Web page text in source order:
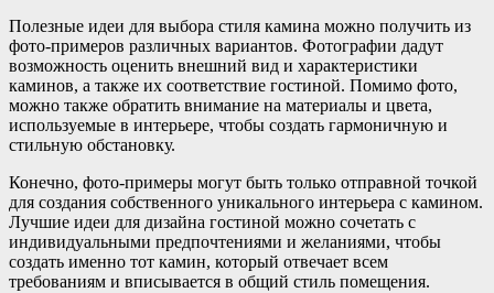
Полезные идеи для выбора стиля камина можно получить из
фото-примеров различных вариантов. Фотографии дадут
возможность оценить внешний вид и характеристики
каминов, а также их соответствие гостиной. Помимо фото,
можно также обратить внимание на материалы и цвета,
используемые в интерьере, чтобы создать гармоничную и
стильную обстановку.
Конечно, фото-примеры могут быть только отправной точкой
для создания собственного уникального интерьера с камином.
Лучшие идеи для дизайна гостиной можно сочетать с
индивидуальными предпочтениями и желаниями, чтобы
создать именно тот камин, который отвечает всем
требованиям и вписывается в общий стиль помещения.